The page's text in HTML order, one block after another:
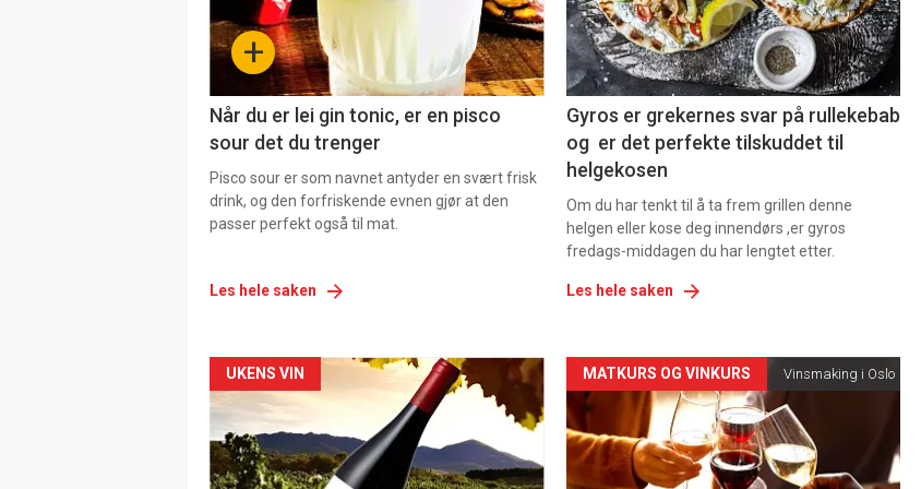
+
Når du er lei gin tonic, er en pisco
sour det du trenger
Pisco sour er som navnet antyder en svært frisk
drink, og den forfriskende evnen gjør at den
passer perfekt også til mat.
Les hele saken
-
2
Gyros er grekernes svar på rullekebab
og er det perfekte tilskuddet til
helgekosen
Om du har tenkt til å ta frem grillen denne
helgen eller kose deg innendørs ,er gyros
fredags-middagen du har lengtet etter.
Les hele saken
Forsiden
akkurat
nå
UKENS VIN
Forsiden
akkurat
nå
MATKURS OG VINKURS Vinsmaking i Oslo